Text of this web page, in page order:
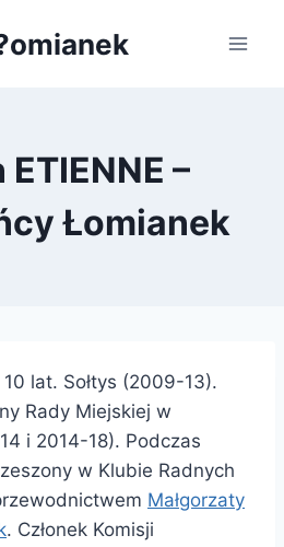
–
Łomianek
lat. Sołtys (2009-13).
Rady Miejskiej w
i 2014-18). Podczas
w Klubie Radnych
Małgorzaty
. Członek Komisji